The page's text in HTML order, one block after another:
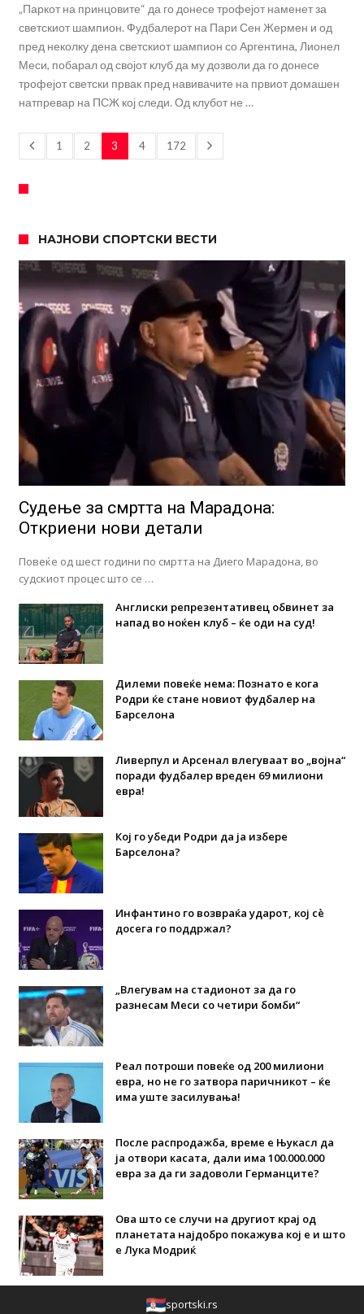
„Паркот на принцовите“ да го донесе трофејот наменет за
светскиот шампион. Фудбалерот на Пари Сен Жермен и од
пред неколку дена светскиот шампион со Аргентина, Лионел
Меси, побарал од својот клуб да му дозволи да го донесе
трофејот светски првак пред навивачите на првиот домашен
натпревар на ПСЖ кој следи. Од клубот не …
1 2 3 4 172
НАЈНОВИ СПОРТСКИ ВЕСТИ
Судење за смртта на Марадона:
Откриени нови детали
Повеќе од шест години по смртта на Диего Марадона, во
судскиот процес што се …
Англиски репрезентативец обвинет за
напад во ноќен клуб – ќе оди на суд!
Дилеми повеќе нема: Познато е кога
Родри ќе стане новиот фудбалер на
Барселона
Ливерпул и Арсенал влегуваат во „војна“
поради фудбалер вреден 69 милиони
евра!
Кој го убеди Родри да ја избере
Барселона?
Инфантино го возвраќа ударот, кој сè
досега го поддржал?
„Влегувам на стадионот за да го
разнесам Меси со четири бомби“
Реал потроши повеќе од 200 милиони
евра, но не го затвора паричникот – ќе
има уште засилувања!
После распродажба, време е Њукасл да
ја отвори касата, дали има 100.000.000
евра за да ги задоволи Германците?
Ова што се случи на другиот крај од
планетата најдобро покажува кој е и што
е Лука Модриќ
sportski.rs